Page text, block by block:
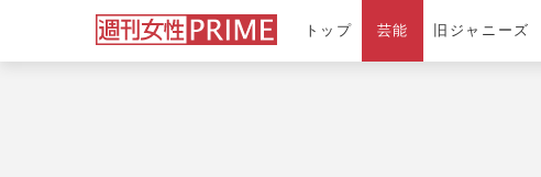
トップ 芸能 旧ジャニーズ